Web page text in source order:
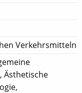
Verkehrsmitteln
Ästhetische